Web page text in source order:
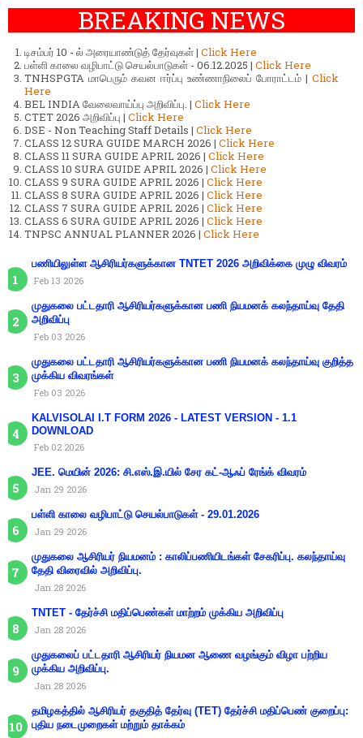
BREAKING NEWS
டிசம்பர் 10 - ல் அரையாண்டுத் தேர்வுகள் | Click Here
பள்ளி காலை வழிபாட்டு செயல்பாடுகள் - 06.12.2025 | Click Here
TNHSPGTA மாபெரும் கவன ஈர்ப்பு உண்ணாநிலைப் போராட்டம் | Click
Here
BEL INDIA வேலைவாய்ப்பு அறிவிப்பு. | Click Here
CTET 2026 அறிவிப்பு | Click Here
DSE - Non Teaching Staff Details | Click Here
CLASS 12 SURA GUIDE MARCH 2026 | Click Here
CLASS 11 SURA GUIDE APRIL 2026 | Click Here
CLASS 10 SURA GUIDE APRIL 2026 | Click Here
CLASS 9 SURA GUIDE APRIL 2026 | Click Here
CLASS 8 SURA GUIDE APRIL 2026 | Click Here
CLASS 7 SURA GUIDE APRIL 2026 | Click Here
CLASS 6 SURA GUIDE APRIL 2026 | Click Here
TNPSC ANNUAL PLANNER 2026 | Click Here
பணியிலுள்ள ஆசிரியர்களுக்கான TNTET 2026 அறிவிக்கை முழு விவரம்
Feb 13 2026
முதுகலை பட்டதாரி ஆசிரியர்களுக்கான பணி நியமனக் கலந்தாய்வு தேதி
அறிவிப்பு
Feb 03 2026
முதுகலை பட்டதாரி ஆசிரியர்களுக்கான பணி நியமனக் கலந்தாய்வு குறித்த
முக்கிய விவரங்கள்
Feb 03 2026
KALVISOLAI I.T FORM 2026 - LATEST VERSION - 1.1
DOWNLOAD
Feb 02 2026
JEE. மெயின் 2026: சி.எஸ்.இ.யில் சேர கட்-ஆஃப் ரேங்க் விவரம்
Jan 29 2026
பள்ளி காலை வழிபாட்டு செயல்பாடுகள் - 29.01.2026
Jan 29 2026
முதுகலை ஆசிரியர் நியமனம் : காலிப்பணியிடங்கள் சேகரிப்பு. கலந்தாய்வு
தேதி விரைவில் அறிவிப்பு.
Jan 28 2026
TNTET - தேர்ச்சி மதிப்பெண்கள் மாற்றம் முக்கிய அறிவிப்பு
Jan 28 2026
முதுகலைப் பட்டதாரி ஆசிரியர் நியமன ஆணை வழங்கும் விழா பற்றிய
முக்கிய அறிவிப்பு.
Jan 28 2026
தமிழகத்தில் ஆசிரியர் தகுதித் தேர்வு (TET) தேர்ச்சி மதிப்பெண் குறைப்பு:
புதிய நடைமுறைகள் மற்றும் தாக்கம்